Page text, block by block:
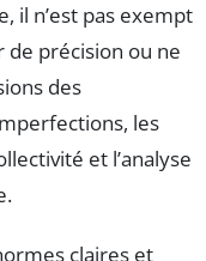
il n’est pas exempt
de précision ou ne
des
les
et l’analyse
claires et